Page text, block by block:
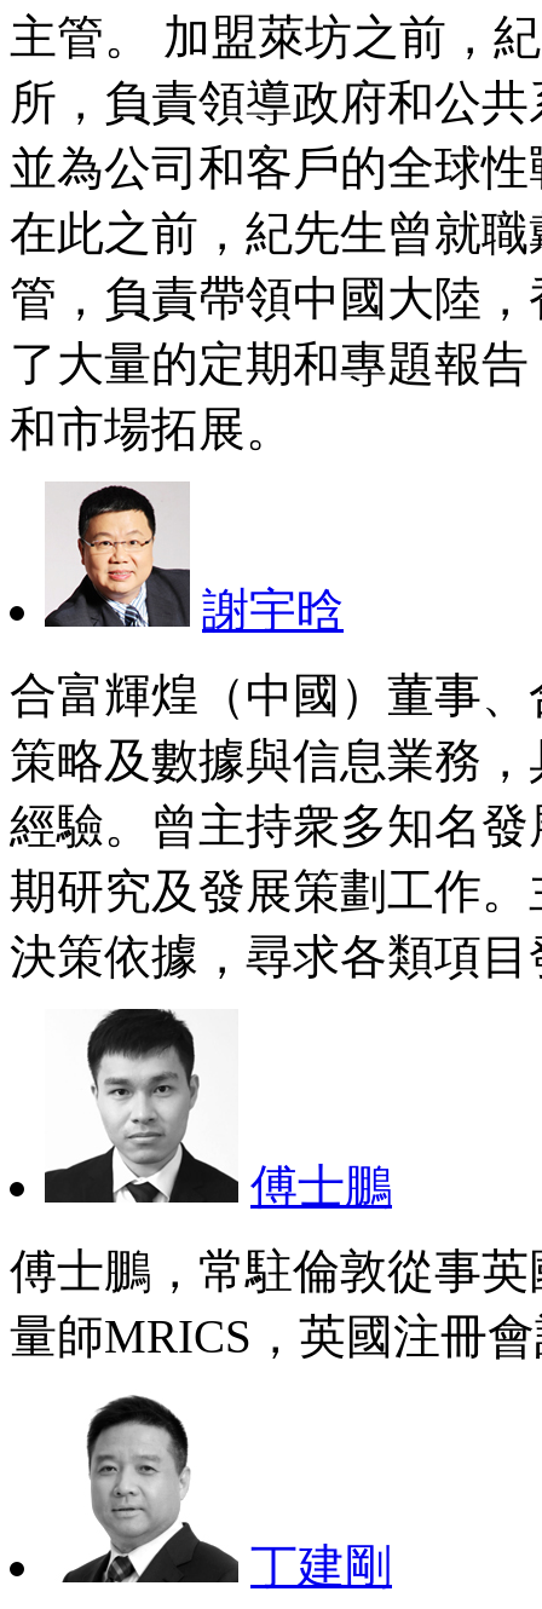
主管。 加盟萊坊之前，
所，負責領導政府和公
並為公司和客戶的全球
在此之前，紀先生曾就
管，負責帶領中國大陸
了大量的定期和專題報
和市場拓展。
謝宇晗
合富輝煌（中國）董事
策略及數據與信息業務
經驗。曾主持衆多知名
期研究及發展策劃工作
決策依據，尋求各類項
傅士鵬
傅士鵬，常駐倫敦從事
量師MRICS，英國注冊
丁建剛